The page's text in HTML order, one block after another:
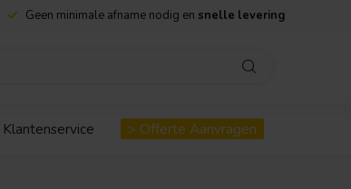
Geen minimale afname nodig en snelle levering
Klantenservice > Offerte Aanvragen